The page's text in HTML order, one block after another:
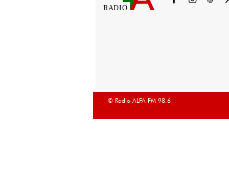
RADIO
© Radio ALFA FM 98.6